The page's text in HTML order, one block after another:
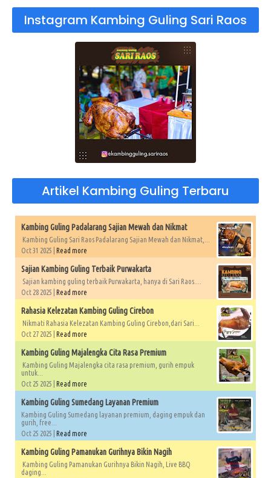
Instagram Kambing Guling Sari Raos
Artikel Kambing Guling Terbaru
Kambing Guling Padalarang Sajian Mewah dan Nikmat
Kambing Guling Sari Raos Padalarang Sajian Mewah dan Nikmat,...
Oct 31 2025 | Read more
Sajian Kambing Guling Terbaik Purwakarta
Sajian kambing guling terbaik Purwakarta, hanya di Sari Raos....
Oct 28 2025 | Read more
Rahasia Kelezatan Kambing Guling Cirebon
Nikmati Rahasia Kelezatan Kambing Guling Cirebon,dari Sari...
Oct 27 2025 | Read more
Kambing Guling Majalengka Cita Rasa Premium
Kambing Guling Majalengka cita rasa premium, gurih empuk
untuk...
Oct 25 2025 | Read more
Kambing Guling Sumedang Layanan Premium
Kambing Guling Sumedang layanan premium, daging empuk dan
gurih, free...
Oct 25 2025 | Read more
Kambing Guling Pamanukan Gurihnya Bikin Nagih
Kambing Guling Pamanukan Gurihnya Bikin Nagih, Live BBQ
daging...